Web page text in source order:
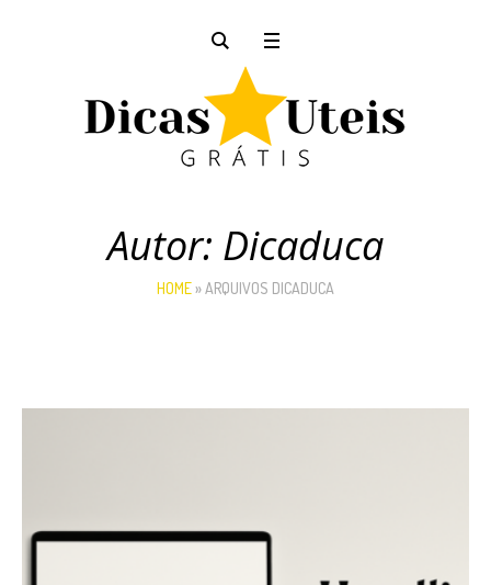
Autor: Dicaduca
HOME»ARQUIVOS DICADUCA